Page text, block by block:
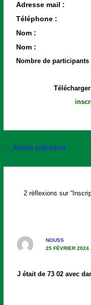
Adresse mail :
Téléphone :
Nom :
Nom :
Nombre de
← Article précédent
2 réflexions sur
NOUSS
25 FÉVRIER 2024
J était de 73 02 avec